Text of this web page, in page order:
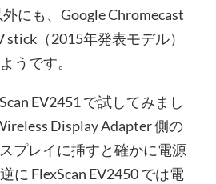
にも、Google Chromecast
stick（2015年発表モデル）
うです。
EV2451 で試してみまし
Display Adapter 側の
プレイに挿すと確かに電源
に FlexScan EV2450 では電